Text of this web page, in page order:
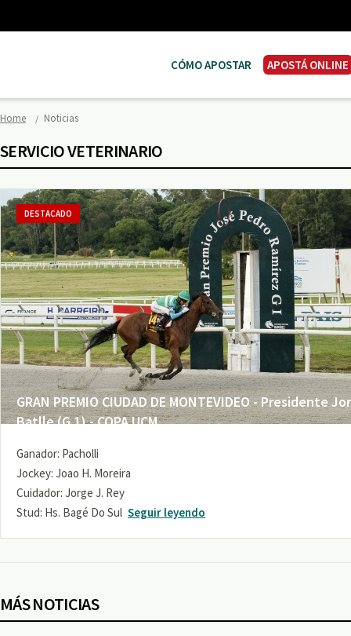
CÓMO APOSTAR APOSTÁ ONLINE
Home Noticias
SERVICIO VETERINARIO
GRAN PREMIO CIUDAD DE MONTEVIDEO - Presidente
Batlle (G 1) - COPA UCM
DESTACADO
Ganador: Pacholli
Jockey: Joao H. Moreira
Cuidador: Jorge J. Rey
Stud: Hs. Bagé Do Sul Seguir leyendo
MÁS NOTICIAS